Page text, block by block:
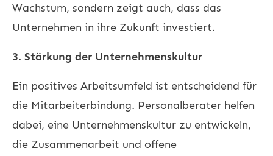
Wachstum, sondern zeigt auch, dass das
Unternehmen in ihre Zukunft investiert.
3. Stärkung der Unternehmenskultur
Ein positives Arbeitsumfeld ist entscheidend für
die Mitarbeiterbindung. Personalberater helfen
dabei, eine Unternehmenskultur zu entwickeln,
die Zusammenarbeit und offene